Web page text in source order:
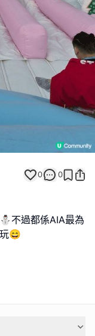
0 0
不過都係AIA最為